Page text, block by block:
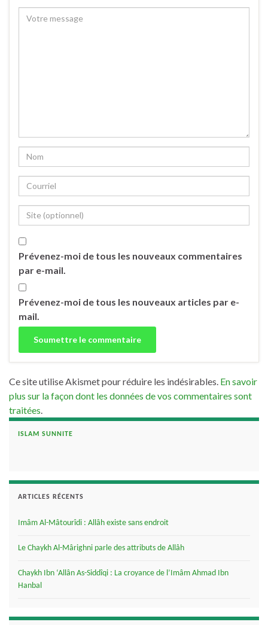
Prévenez-moi de tous les nouveaux commentaires
par e-mail.
Prévenez-moi de tous les nouveaux articles par e-
mail.
Ce site utilise Akismet pour réduire les indésirables. En savoir
plus sur la façon dont les données de vos commentaires sont
traitées
ISLAM SUNNITE
ARTICLES RÉCENTS
Imâm Al-Mâtourîdi : Allâh existe sans endroit
Le Chaykh Al-Mârighni parle des attributs de Allâh
Chaykh Ibn ‘Allân As-Siddîqi : La croyance de l’Imâm Ahmad Ibn
Hanbal